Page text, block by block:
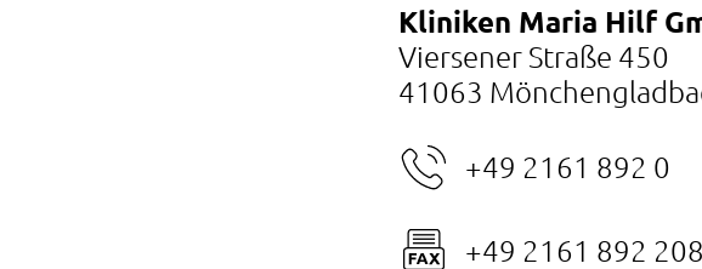
Kliniken Maria Hilf
Viersener Straße 450
41063
+49 2161 892 0
+49 2161 892